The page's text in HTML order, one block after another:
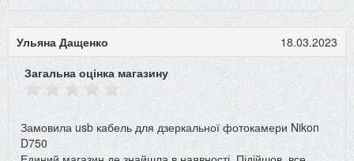
Ульяна Дащенко
18.03.2023
Загальна оцінка магазину
Замовила usb кабель для дзеркальної фотокамери Nikon
D750